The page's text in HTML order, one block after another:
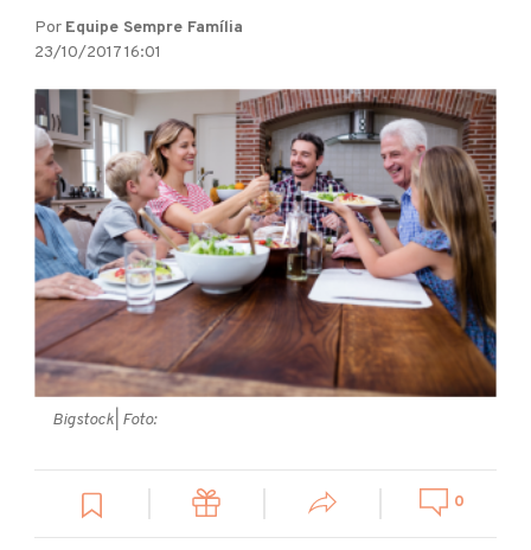
Por Equipe Sempre Família
23/10/2017 16:01
Bigstock | Foto:
0